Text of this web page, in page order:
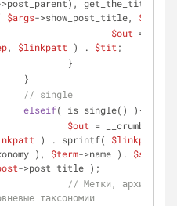
get_the_title(
$args->show_post_title, $post
$out =
, $linkpatt ) . $tit ;
				}
			}
// single
elseif( is_single() ){
$out =
) . sprintf( $linkpatt
), $term->name ). $sep
->post_title );
// Метки, архивная
таксономии